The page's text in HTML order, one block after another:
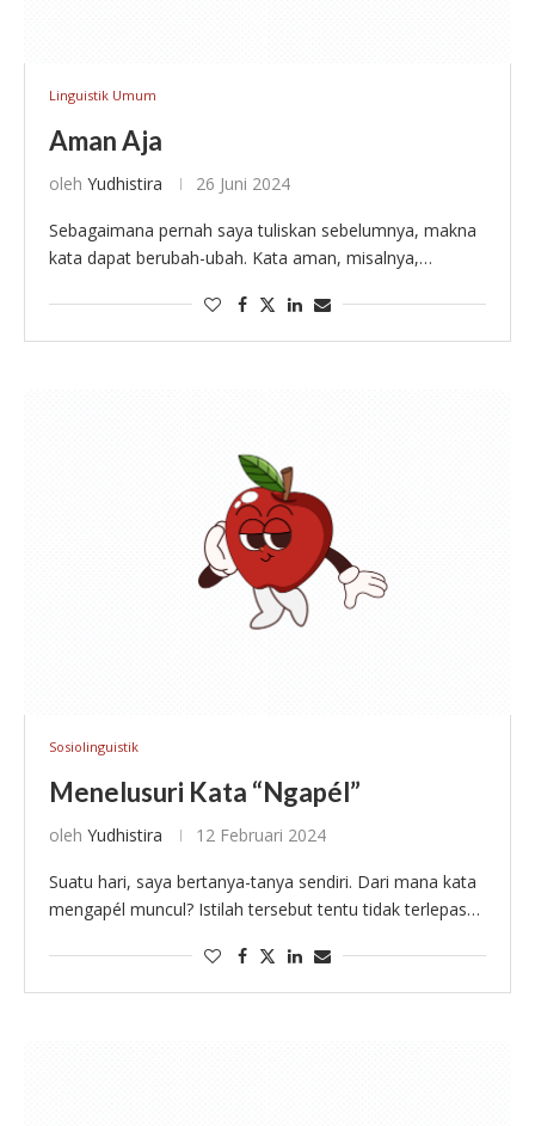
Linguistik Umum
Aman Aja
oleh Yudhistira 26 Juni 2024
Sebagaimana pernah saya tuliskan sebelumnya, makna
kata dapat berubah-ubah. Kata aman, misalnya,
menjadi mengamankan. Kata mengamankan dapat
bermakna ‘menangkap’ atau ‘menahan’, sebuah
Sosiolinguistik
Menelusuri Kata “Ngapél”
oleh Yudhistira 12 Februari 2024
Suatu hari, saya bertanya-tanya sendiri. Dari mana kata
mengapél muncul? Istilah tersebut tentu tidak terlepas
resmi yang dipakai oleh kaum remaja atau …